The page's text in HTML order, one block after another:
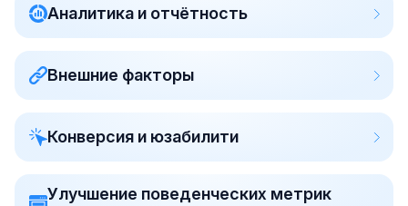
Аналитика и отчётность
Внешние факторы
Конверсия и юзабилити
Улучшение поведенческих метрик